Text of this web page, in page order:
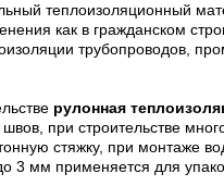
теплоизоляционный
как в гражданском
трубопроводов,
рулонная
при строительстве
стяжку, при монтаже
3 мм применяется для